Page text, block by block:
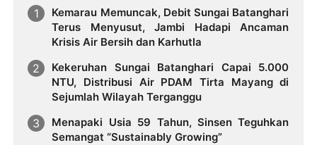
Kemarau Memuncak, Debit Sungai Batanghari
Terus Menyusut, Jambi Hadapi Ancaman
Krisis Air Bersih dan Karhutla
Kekeruhan Sungai Batanghari Capai 5.000
NTU, Distribusi Air PDAM Tirta Mayang di
Sejumlah Wilayah Terganggu
Menapaki Usia 59 Tahun, Sinsen Teguhkan
Semangat “Sustainably Growing”